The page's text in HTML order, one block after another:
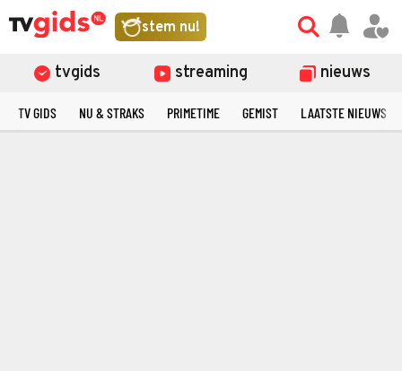
stem nu!
tvgids streaming nieuws
TV GIDS NU & STRAKS PRIMETIME GEMIST LAATSTE NIEUWS